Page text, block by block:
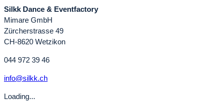
Silkk Dance & Eventfactory
Mimare GmbH
Zürcherstrasse 49
CH-8620 Wetzikon
044 972 39 46
info@silkk.ch
Loading...